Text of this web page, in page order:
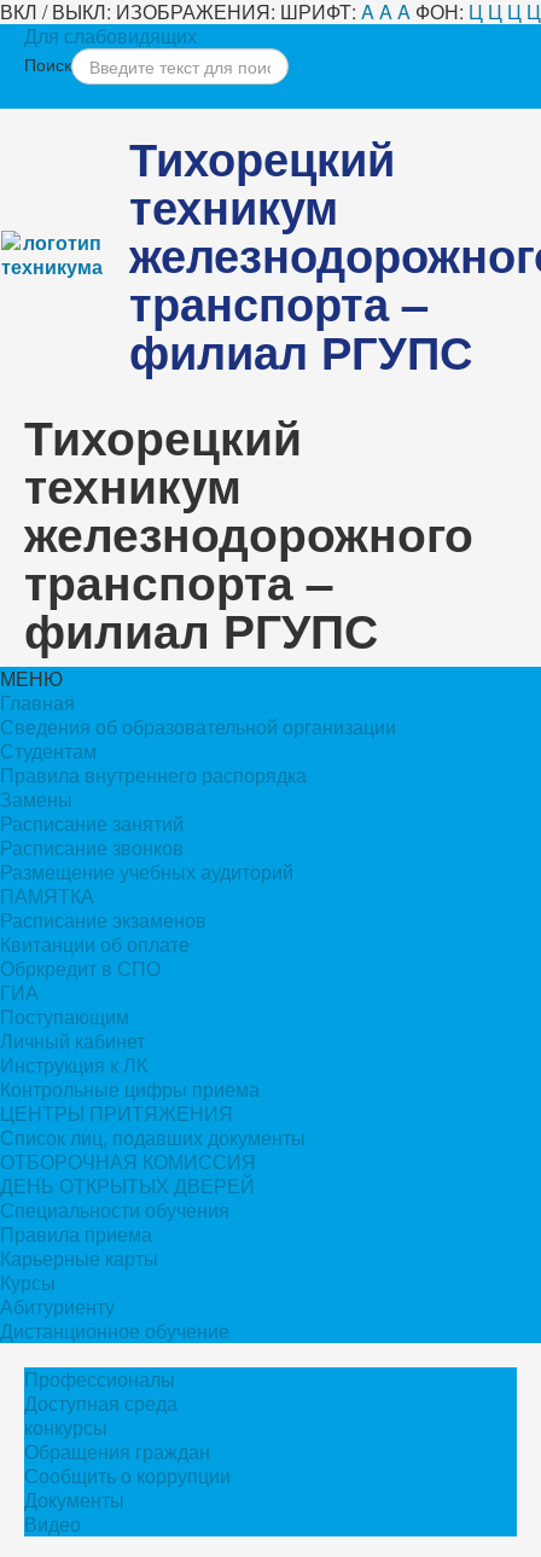
ВКЛ / ВЫКЛ: ИЗОБРАЖЕНИЯ: ШРИФТ: AAA ФОН: Ц Ц Ц Ц
Для слабовидящих
Поиск
Тихорецкий
техникум
транспорта –
филиал РГУПС
Тихорецкий
техникум
железнодорожного
транспорта –
филиал РГУПС
МЕНЮ
Главная
Сведения об образовательной организации
Студентам
Правила внутреннего распорядка
Замены
Расписание занятий
Расписание звонков
Размещение учебных аудиторий
ПАМЯТКА
Расписание экзаменов
Квитанции об оплате
Обркредит в СПО
ГИА
Поступающим
Личный кабинет
Инструкция к ЛК
Контрольные цифры приема
ЦЕНТРЫ ПРИТЯЖЕНИЯ
Список лиц, подавших документы
ОТБОРОЧНАЯ КОМИССИЯ
ДЕНЬ ОТКРЫТЫХ ДВЕРЕЙ
Специальности обучения
Правила приема
Карьерные карты
Курсы
Абитуриенту
Дистанционное обучение
Профессионалы
Доступная среда
конкурсы
Обращения граждан
Сообщить о коррупции
Документы
Видео